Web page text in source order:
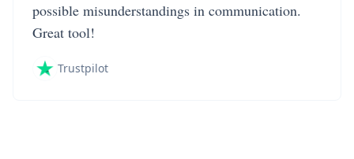
possible misunderstandings in communication.
Great tool!
Trustpilot